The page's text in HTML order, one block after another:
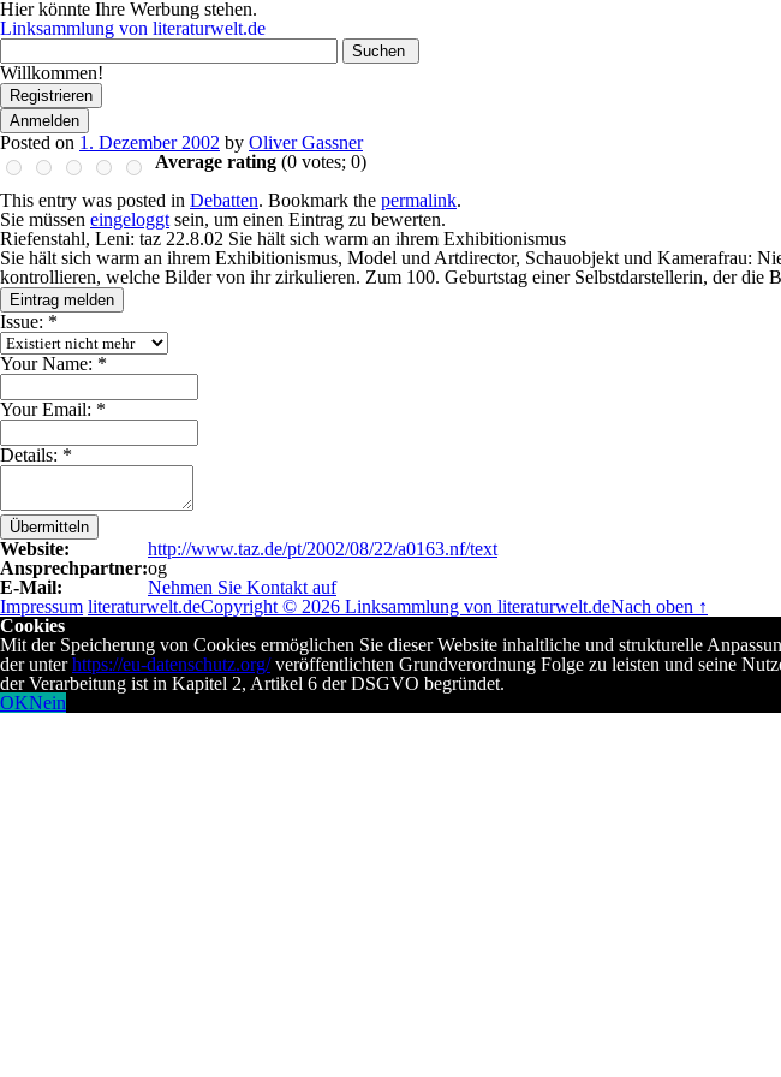
Hier könnte Ihre Werbung stehen.
Linksammlung von literaturwelt.de
Wonach
suchen
Sie?
Willkommen!
Registrieren
Anmelden
Posted on 1. Dezember 2002 by Oliver Gassner
Average rating (0 votes; 0)
This entry was posted in Debatten. Bookmark the permalink.
Sie müssen eingeloggt sein, um einen Eintrag zu bewerten.
Riefenstahl, Leni: taz 22.8.02 Sie hält sich warm an ihrem Exhibitionismus
Sie hält sich warm an ihrem Exhibitionismus, Model und Artdirector, Schauobjekt und Kamerafrau:
kontrollieren, welche Bilder von ihr zirkulieren. Zum 100. Geburtstag einer Selbstdarstellerin, der
Eintrag melden
Issue: *
Your Name: *
Your Email: *
Details: *
Übermitteln
Website:
http://www.taz.de/pt/2002/08/22/a0163.nf/text
Ansprechpartner:og
E-Mail:
Nehmen Sie Kontakt auf
Impressum literaturwelt.deCopyright © 2026 Linksammlung von literaturwelt.deNach oben ↑
Cookies
Mit der Speicherung von Cookies ermöglichen Sie dieser Website inhaltliche und strukturelle
der unterhttps://eu-datenschutz.org/veröffentlichten Grundverordnung Folge zu leisten und seine
der Verarbeitung ist in Kapitel 2, Artikel 6 der DSGVO begründet.
OKNein